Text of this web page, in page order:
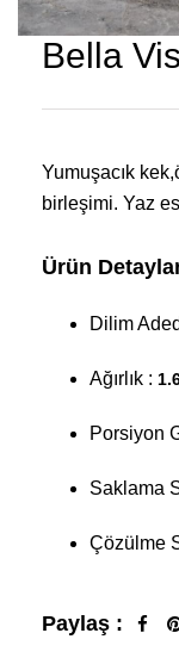
Bella
Yumuşacık
birleşimi. Yaz
Ürün
Dilim
Ağırlık :
Porsiyon
Saklama
Çözülme
Paylaş :